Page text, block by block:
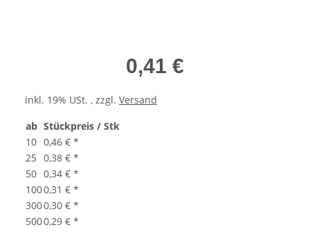
0,41 €
inkl. 19% USt. , zzgl. Versand
ab Stückpreis / Stk
10 0,46 € *
25 0,38 € *
50 0,34 € *
1000,31 € *
3000,30 € *
5000,29 € *